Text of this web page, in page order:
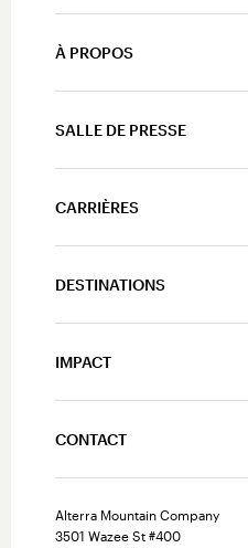
À PROPOS
SALLE DE PRESSE
CARRIÈRES
DESTINATIONS
IMPACT
CONTACT
Alterra Mountain Company
3501 Wazee St #400